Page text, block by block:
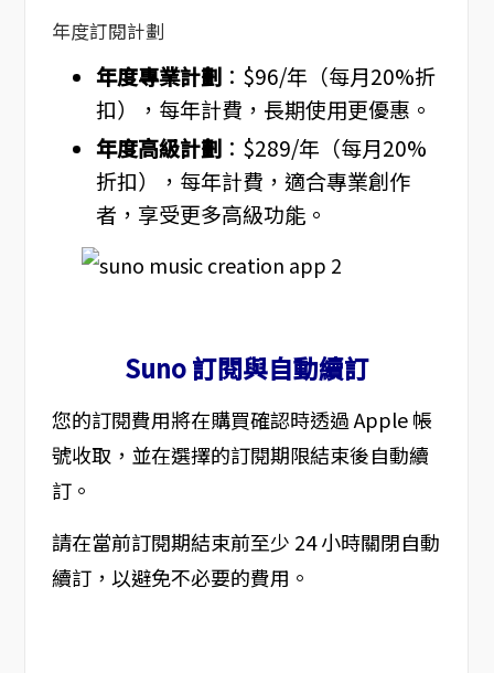
年度訂閱計劃
年度專業計劃：$96/年（每月20%折
扣），每年計費，長期使用更優惠。
年度高級計劃：$289/年（每月20%
折扣），每年計費，適合專業創作
者，享受更多高級功能。
Suno 訂閱與自動續訂
您的訂閱費用將在購買確認時透過 Apple 帳
號收取，並在選擇的訂閱期限結束後自動續
訂。
請在當前訂閱期結束前至少 24 小時關閉自動
續訂，以避免不必要的費用。